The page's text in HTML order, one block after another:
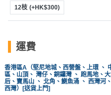
即
煮
系
列
活
動
12枝 (+HK$300)
運費
香港區A（堅尼地城、西營盤、上環 、
區、山頂、 灣仔、銅鑼灣 、 跑馬地、
后、寶馬山 、 北角、鰂魚涌 、 西灣河
西灣）[送貨上門]